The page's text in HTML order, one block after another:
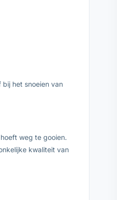
het snoeien van
weg te gooien.
kwaliteit van